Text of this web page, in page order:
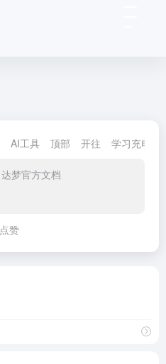
AI工具 顶部 开往 学习充电
达梦官方文档
点赞